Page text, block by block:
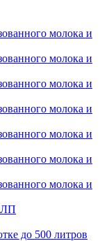
молока и
молока и
молока и
молока и
молока и
молока и
молока и
ЛП
до 500 литров